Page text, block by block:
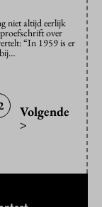
niet altijd eerlijk
over
“In 1959 is er
Volgende
>